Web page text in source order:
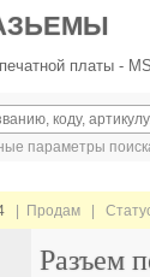
платы -
параметры
| Продам |
Разъем